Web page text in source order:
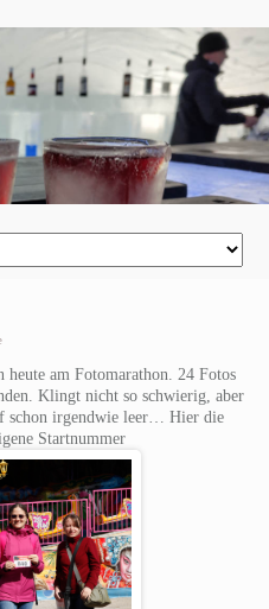
am Fotomarathon. 24 Fotos
Klingt nicht so schwierig, aber
schon irgendwie leer… Hier die
Startnummer